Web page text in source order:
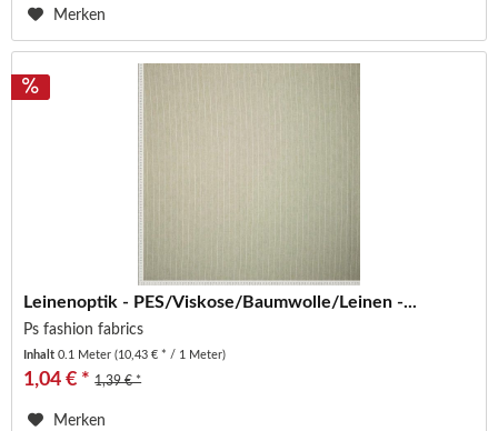
Merken
Leinenoptik - PES/Viskose/Baumwolle/Leinen -...
Ps fashion fabrics
Inhalt0.1 Meter(10,43 € * / 1 Meter)
1,04 € * 1,39 € *
Merken